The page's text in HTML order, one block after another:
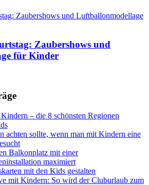
Zaubershows und
für Kinder
– die 8 schönsten Regionen
achten sollte, wenn man mit Kindern eine
Balkonplatz mit einer
maximiert
mit den Kids gestalten
mit Kindern: So wird der Cluburlaub zum